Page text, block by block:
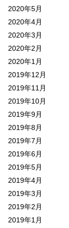
2020年5月
2020年4月
2020年3月
2020年2月
2020年1月
2019年12月
2019年11月
2019年10月
2019年9月
2019年8月
2019年7月
2019年6月
2019年5月
2019年4月
2019年3月
2019年2月
2019年1月